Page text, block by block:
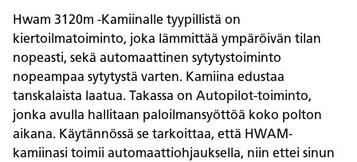
Hwam 3120m -Kamiinalle tyypillistä on
kiertoilmatoiminto, joka lämmittää ympäröivän tilan
nopeasti, sekä automaattinen sytytystoiminto
nopeampaa sytytystä varten. Kamiina edustaa
tanskalaista laatua. Takassa on Autopilot-toiminto,
jonka avulla hallitaan paloilmansyöttöä koko polton
aikana. Käytännössä se tarkoittaa, että HWAM-
kamiinasi toimii automaattiohjauksella, niin ettei sinun